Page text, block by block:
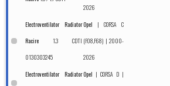
2026
Electroventilator Radiator
Racire 1.3 CDTI
0130303245
Opel |CORSA C
(F08,F68) | 2000-
2026
Electroventilator RadiatorOpel | CORSA D |